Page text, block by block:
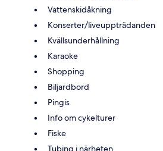
Vattenskidåkning
Konserter/liveuppträdanden
Kvällsunderhållning
Karaoke
Shopping
Biljardbord
Pingis
Info om cykelturer
Fiske
Tubing i närheten